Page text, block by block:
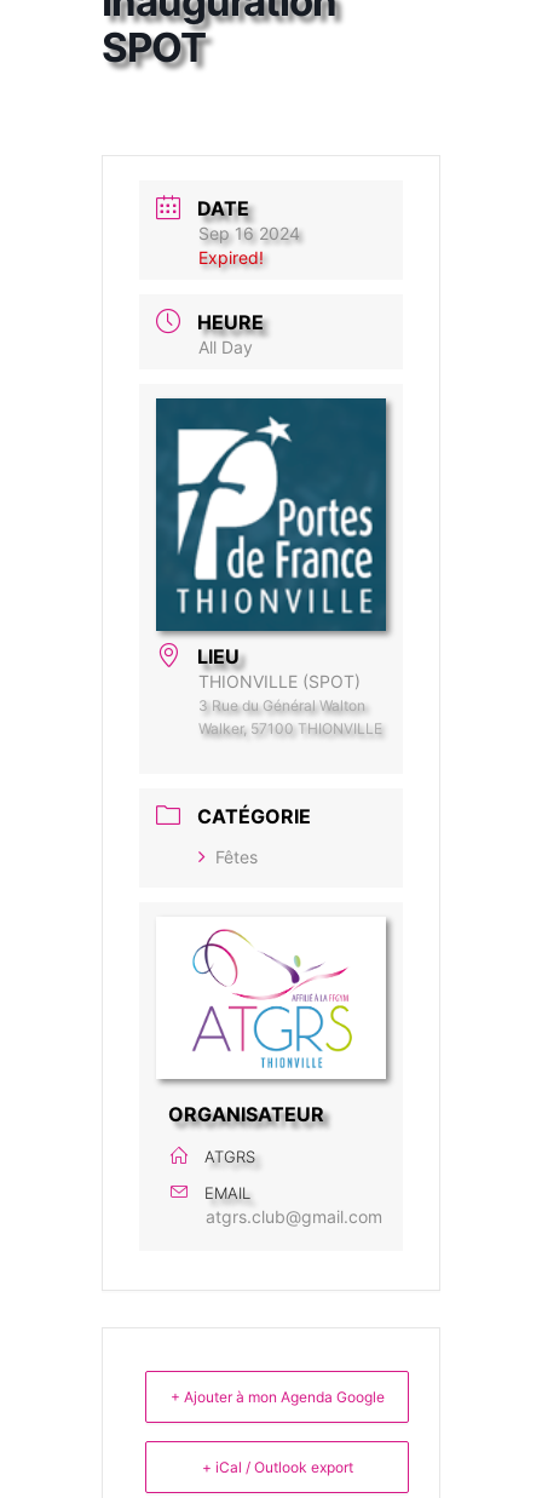
SPOT
DATE
Sep 16 2024
Expired!
HEURE
All Day
LIEU
THIONVILLE (SPOT)
3 Rue du Général Walton
Walker, 57100 THIONVILLE
CATÉGORIE
Fêtes
ORGANISATEUR
ATGRS
EMAIL
atgrs.club@gmail.com
+ Ajouter à mon Agenda Google
+ iCal / Outlook export